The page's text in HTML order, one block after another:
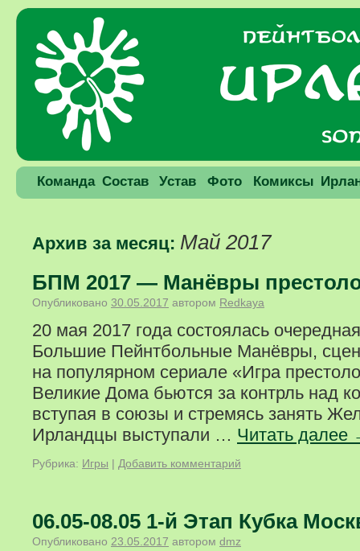
Команда Состав Устав Фото Комиксы
Архив за месяц: Май 2017
БПМ 2017 — Манёвры
Опубликовано 30.05.2017 автором Redkaya
20 мая 2017 года состоялась
Большие Пейнтбольные Манёвры,
на популярном сериале «Игра
Великие Дома бьются за контрль над
вступая в союзы и стремясь занять
Ирландцы выступали … Читать далее
Рубрика: Игры | Добавить комментарий
06.05-08.05 1-й Этап Кубка
Опубликовано 23.05.2017 автором dmz